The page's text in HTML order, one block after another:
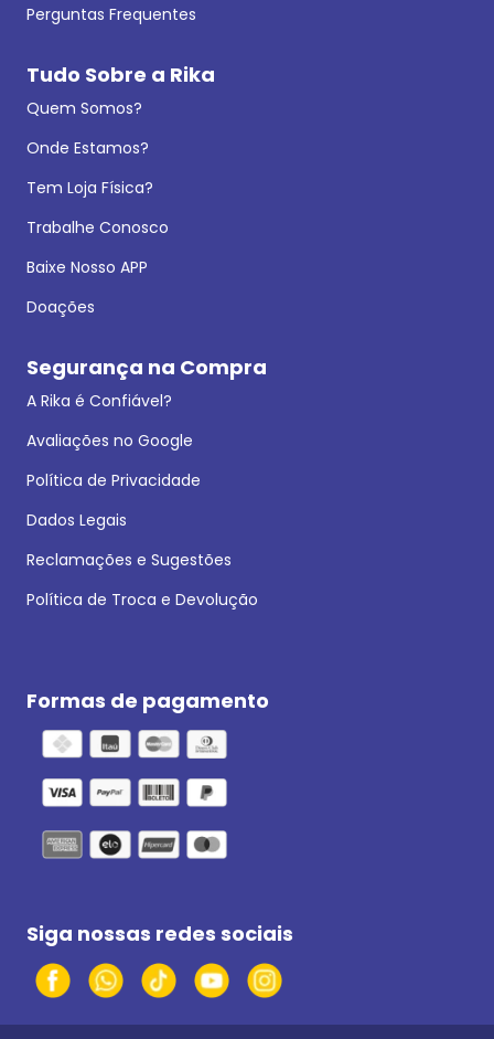
Perguntas Frequentes
Tudo Sobre a Rika
Quem Somos?
Onde Estamos?
Tem Loja Física?
Trabalhe Conosco
Baixe Nosso APP
Doações
Segurança na Compra
A Rika é Confiável?
Avaliações no Google
Política de Privacidade
Dados Legais
Reclamações e Sugestões
Política de Troca e Devolução
Formas de pagamento
Siga nossas redes sociais